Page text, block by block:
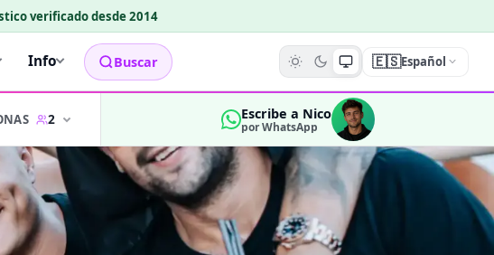
verificado desde 2014
Info Buscar 🇪🇸Español
2 Escribe a Nico
por WhatsApp